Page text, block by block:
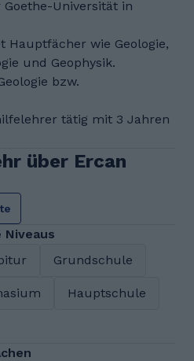
Goethe-Universität in
Hauptfächer wie Geologie,
und Geophysik.
bzw.
tätig mit 3 Jahren
über Ercan
Grundschule
Hauptschule